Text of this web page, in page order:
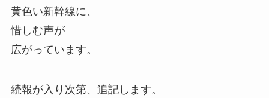
黄色い新幹線に、
惜しむ声が
広がっています。
続報が入り次第、追記します。